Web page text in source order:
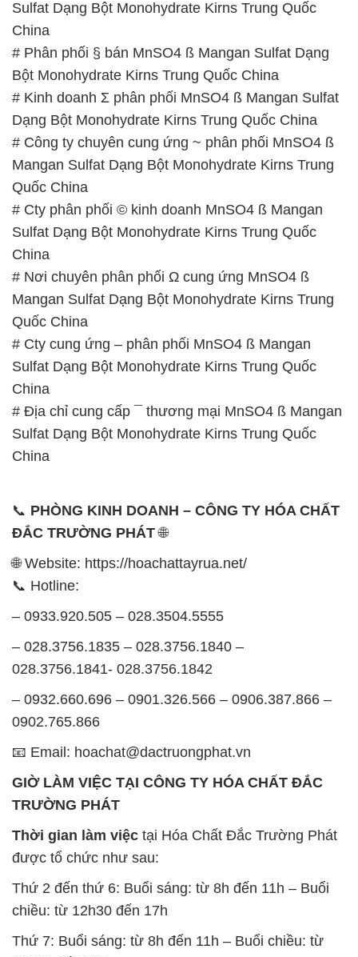
PHÒNG KINH DOANH – CÔNG TY HÓA CHẤT
ĐẮC TRƯỜNG PHÁT
🌐 Website: https://hoachattayrua.net/
📞 Hotline:
– 0933.920.505 – 028.3504.5555
– 028.3756.1835 – 028.3756.1840 –
028.3756.1841- 028.3756.1842
– 0932.660.696 – 0901.326.566 – 0906.387.866 –
0902.765.866
📧 Email: hoachat@dactruongphat.vn
GIỜ LÀM VIỆC TẠI CÔNG TY HÓA CHẤT ĐẮC
TRƯỜNG PHÁT
Thời gian làm việctại Hóa Chất Đắc Trường Phát
được tổ chức như sau:
Thứ 2 đến thứ 6: Buổi sáng: từ 8h đến 11h – Buổi
chiều: từ 12h30 đến 17h
Thứ 7: Buổi sáng: từ 8h đến 11h – Buổi chiều: từ
Chủ nhật: Nghỉ chủ nhật hàng tuần
Chúng tôi rất trân trọng thời gian và cam kết tuân
thủ giờ làm việc để đảm bảo sự hỗ trợ tốt nhất cho
khách hàng và đảm bảo hiệu suất công việc cao
TRƯỜNG PHÁT
Đông B, Quận Bình Tân, Sài Gòn TP. Hồ Chí
Minh